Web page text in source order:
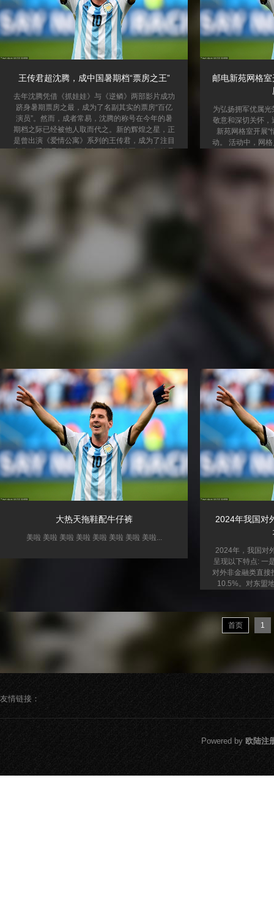
王传君超沈腾，成中国暑期档“票房之王”
去年沈腾凭借《抓娃娃》与《逆鳞》两部影片成功
跻身暑期票房之最，成为了名副其实的票房“百亿
演员”。然而，成者常易，沈腾的称号在今年的暑
期档之际已经被他人取而代之。新的辉煌之星，正
是曾出演《爱情公寓》系列的王传君，成为了注目
之焦，手握暑期档“票房之王”的新桂冠。 今年的暑
耀眼。这部影片，导演申奥精心执导，刘昊然与王
邮电新苑网格室
为弘扬拥军优属
敬意和深切关怀
新苑网格室开展“
动。 活动中，网
时解决，一句句
大热天拖鞋配牛仔裤
美啦 美啦 美啦 美啦 美啦 美啦 美啦 美啦...
2024年我国对
2024年，我国对
呈现以下特点: 一
对外非金融类直接
10.5%。对东盟
业、批发零售业
升。2024年，对
首页 1
友情链接：
Powered by 欧陆注